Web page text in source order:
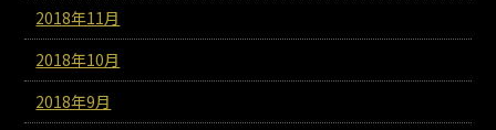
2018年11月
2018年10月
2018年9月